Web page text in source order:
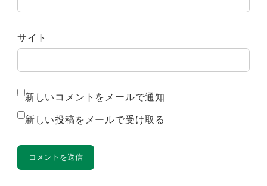
サイト
新しいコメントをメールで通知
新しい投稿をメールで受け取る